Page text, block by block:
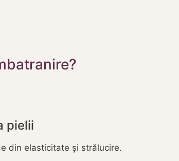
pielii
din elasticitate și strălucire.